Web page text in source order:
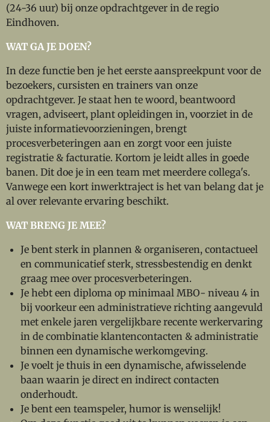
(24-36 uur) bij onze opdrachtgever in de regio
Eindhoven.
WAT GA JE DOEN?
In deze functie ben je het eerste aanspreekpunt voor de
bezoekers, cursisten en trainers van onze
opdrachtgever. Je staat hen te woord, beantwoord
vragen, adviseert, plant opleidingen in, voorziet in de
juiste informatievoorzieningen, brengt
procesverbeteringen aan en zorgt voor een juiste
registratie & facturatie. Kortom je leidt alles in goede
banen. Dit doe je in een team met meerdere collega's.
Vanwege een kort inwerktraject is het van belang dat je
al over relevante ervaring beschikt.
WAT BRENG JE MEE?
Je bent sterk in plannen & organiseren, contactueel
en communicatief sterk, stressbestendig en denkt
graag mee over procesverbeteringen.
Je hebt een diploma op minimaal MBO- niveau 4 in
bij voorkeur een administratieve richting aangevuld
met enkele jaren vergelijkbare recente werkervaring
in de combinatie klantencontacten & administratie
binnen een dynamische werkomgeving.
Je voelt je thuis in een dynamische, afwisselende
baan waarin je direct en indirect contacten
onderhoudt.
Je bent een teamspeler, humor is wenselijk!